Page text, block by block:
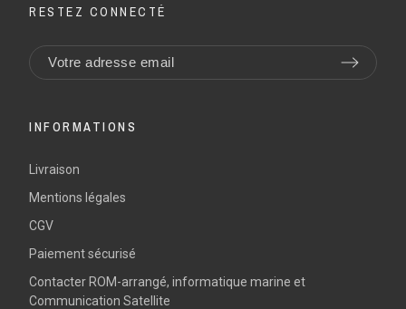
RESTEZ CONNECTÉ
INFORMATIONS
Livraison
Mentions légales
CGV
Paiement sécurisé
Contacter ROM-arrangé, informatique marine et
Communication Satellite